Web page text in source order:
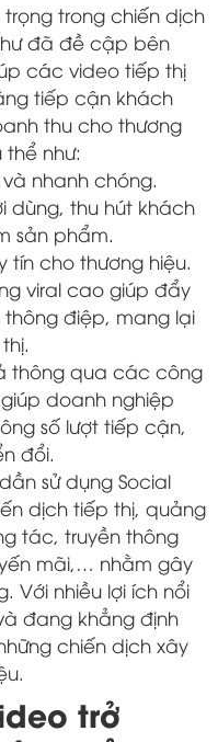
trong chiến dịch
đã đề cập bên
các video tiếp thị
tiếp cận khách
thu cho thương
thể như:
nhanh chóng.
dùng, thu hút khách
sản phẩm.
tín cho thương hiệu.
viral cao giúp đẩy
điệp, mang lại
thông qua các công
doanh nghiệp
số lượt tiếp cận,
đổi.
sử dụng Social
dịch tiếp thị, quảng
tác, truyền thông
mãi,… nhằm gây
Với nhiều lợi ích nổi
đang khẳng định
chiến dịch xây
trở